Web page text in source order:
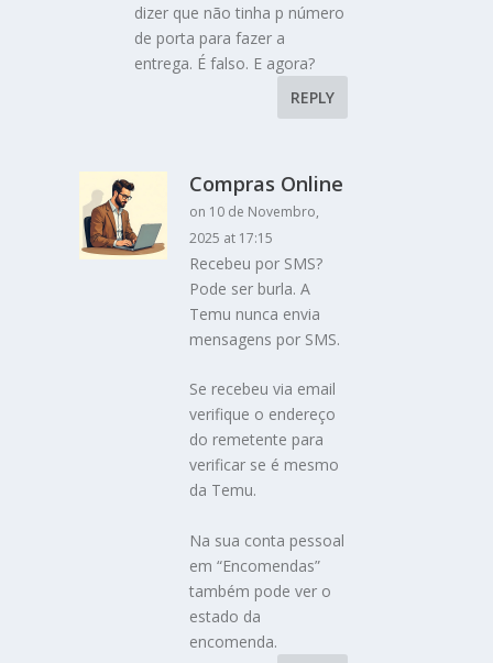
dizer que não tinha p número
de porta para fazer a
entrega. É falso. E agora?
REPLY
Compras Online
on 10 de Novembro,
2025 at 17:15
Recebeu por SMS?
Pode ser burla. A
Temu nunca envia
mensagens por SMS.
Se recebeu via email
verifique o endereço
do remetente para
verificar se é mesmo
da Temu.
Na sua conta pessoal
em “Encomendas”
também pode ver o
estado da
encomenda.